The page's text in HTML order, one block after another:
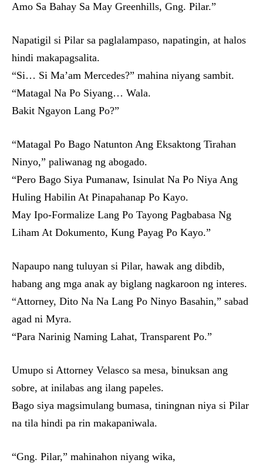
Amo Sa Bahay Sa May Greenhills, Gng. Pilar.”
Napatigil si Pilar sa paglalampaso, napatingin, at halos
hindi makapagsalita.
“Si… Si Ma’am Mercedes?” mahina niyang sambit.
“Matagal Na Po Siyang… Wala.
Bakit Ngayon Lang Po?”
“Matagal Po Bago Natunton Ang Eksaktong Tirahan
Ninyo,” paliwanag ng abogado.
“Pero Bago Siya Pumanaw, Isinulat Na Po Niya Ang
Huling Habilin At Pinapahanap Po Kayo.
May Ipo-Formalize Lang Po Tayong Pagbabasa Ng
Liham At Dokumento, Kung Payag Po Kayo.”
Napaupo nang tuluyan si Pilar, hawak ang dibdib,
habang ang mga anak ay biglang nagkaroon ng interes.
“Attorney, Dito Na Na Lang Po Ninyo Basahin,” sabad
agad ni Myra.
“Para Narinig Naming Lahat, Transparent Po.”
Umupo si Attorney Velasco sa mesa, binuksan ang
sobre, at inilabas ang ilang papeles.
Bago siya magsimulang bumasa, tiningnan niya si Pilar
na tila hindi pa rin makapaniwala.
“Gng. Pilar,” mahinahon niyang wika,